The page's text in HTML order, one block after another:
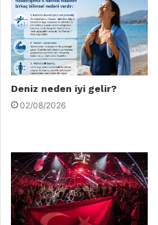
Deniz neden iyi gelir?
02/08/2026